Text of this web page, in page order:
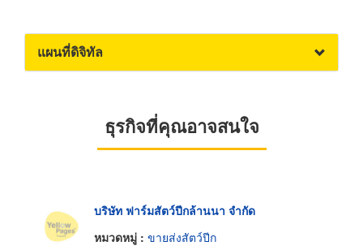
แผนที่ดิจิทัล
ธุรกิจที่คุณอาจสนใจ
บริษัท ฟาร์มสัตว์ปีกล้านนา จำกัด
หมวดหมู่ : ขายส่งสัตว์ปีก